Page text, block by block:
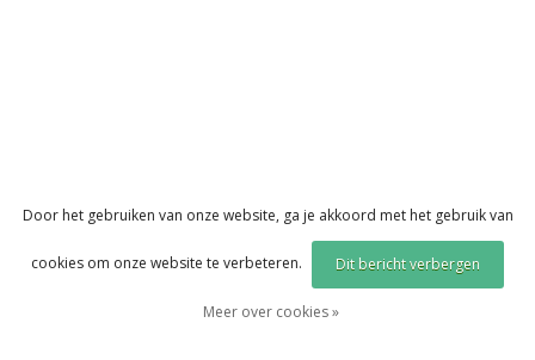
Door het gebruiken van onze website, ga je akkoord met het gebruik van
cookies om onze website te verbeteren. Dit bericht verbergen
Meer over cookies »